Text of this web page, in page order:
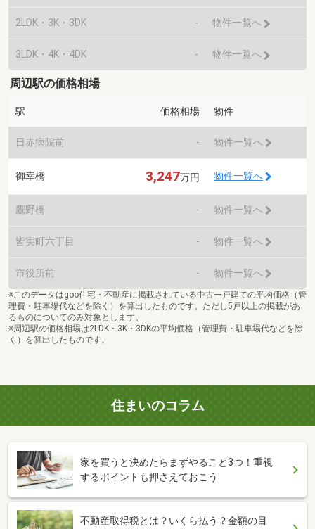
2LDK・3K・3DK - 物件一覧へ
3LDK・4K・4DK - 物件一覧へ
周辺駅の価格相場
駅 価格相場 物件
日赤病院前 - 物件一覧へ
御幸橋 3,247万円 物件一覧へ
鷹野橋 - 物件一覧へ
皆実町六丁目 - 物件一覧へ
市役所前 - 物件一覧へ
※このデータはgoo住宅・不動産に掲載されている中古一戸建ての平均価格（管
理費・駐車場代などを除く）を算出したものです。ただし5戸以上の掲載があ
るものについてのみ対象とします。
※周辺駅の価格相場は2LDK・3K・3DKの平均価格（管理費・駐車場代などを除
く）を算出したものです。
住まいのコラム
家を買うと決めたらまずやること3つ！重視
するポイントも押さえておこう
不動産取得税とは？いくら払う？金額の目